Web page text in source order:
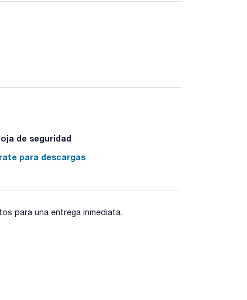
de seguridad
para descargas
para una entrega inmediata.